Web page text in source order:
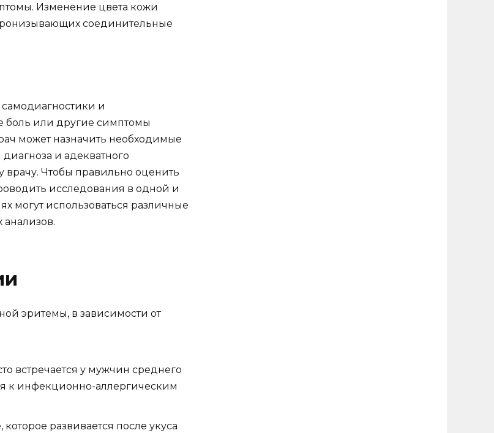
Изменение цвета кожи
соединительные
и
боль или другие симптомы
может назначить необходимые
и адекватного
Чтобы правильно оценить
исследования в одной и
могут использоваться различные
эритемы, в зависимости от
встречается у мужчин среднего
к инфекционно-аллергическим
развивается после укуса